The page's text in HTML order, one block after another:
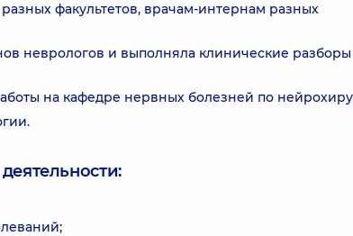
факультетов, врачам-интернам разных
неврологов и выполняла клинические разборы
на кафедре нервных болезней по